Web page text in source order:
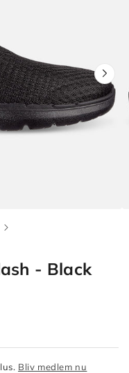
- Black
Bliv medlem nu